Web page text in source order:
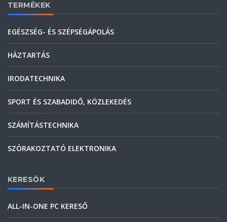
TERMÉKEK
EGÉSZSÉG- ÉS SZÉPSÉGÁPOLÁS
HÁZTARTÁS
IRODATECHNIKA
SPORT ÉS SZABADIDŐ, KÖZLEKEDÉS
SZÁMÍTÁSTECHNIKA
SZÓRAKOZTATÓ ELEKTRONIKA
KERESŐK
ALL-IN-ONE PC KERESŐ